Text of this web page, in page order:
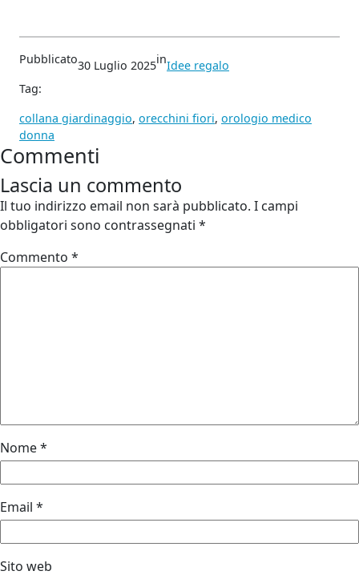
Pubblicato30 Luglio 2025inIdee regalo
Tag:
collana giardinaggio, orecchini fiori, orologio medico
donna
Commenti
Lascia un commento
Il tuo indirizzo email non sarà pubblicato. I campi
obbligatori sono contrassegnati *
Commento *
Nome*
Email *
Sito web